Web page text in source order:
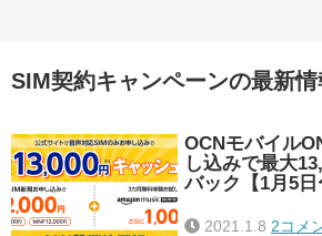
SIM契約キャンペーンの最新
OCNモバイル
し込みで最大
バック【1月5日
2021.1.8 2コメ